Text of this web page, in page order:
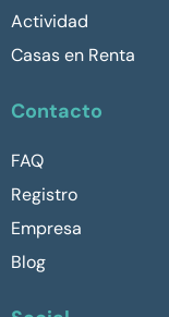
Actividad
Casas en Renta
Contacto
FAQ
Registro
Empresa
Blog